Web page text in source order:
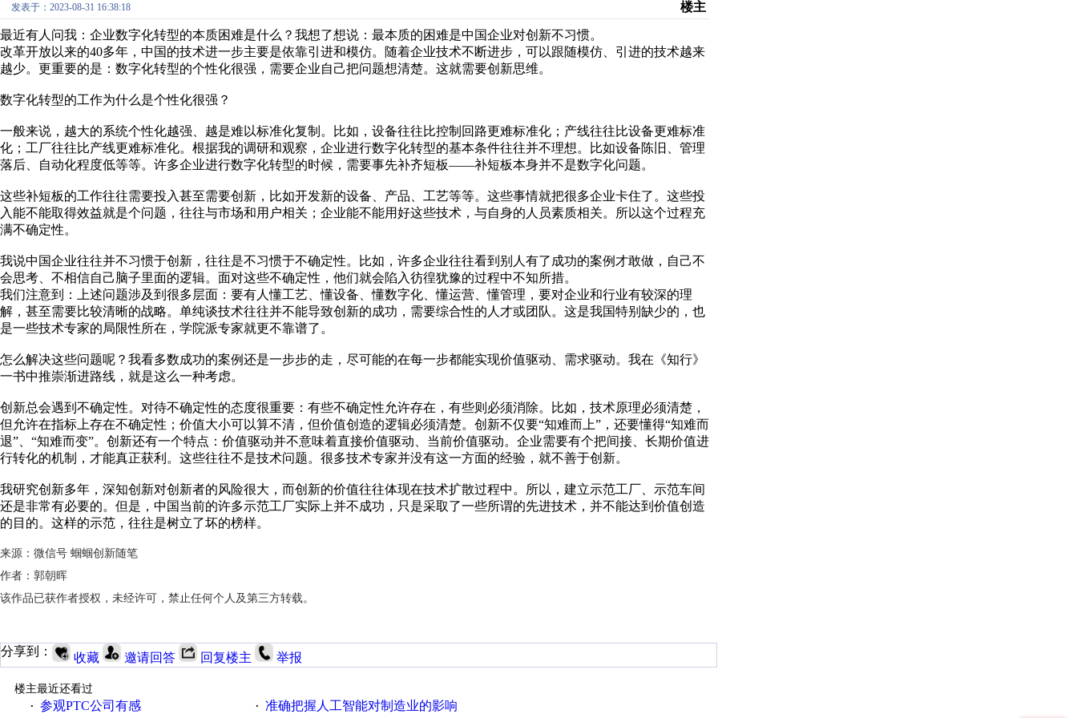
发表于：2023-08-31 16:38:18 楼主
最近有人问我：企业数字化转型的本质困难是什么？我想了想说：最本质的困难是中国企业对创新不习惯。
改革开放以来的40多年，中国的技术进一步主要是依靠引进和模仿。随着企业技术不断进步，可以跟随模仿、引进的技术越来
越少。更重要的是：数字化转型的个性化很强，需要企业自己把问题想清楚。这就需要创新思维。
数字化转型的工作为什么是个性化很强？
一般来说，越大的系统个性化越强、越是难以标准化复制。比如，设备往往比控制回路更难标准化；产线往往比设备更难标准
化；工厂往往比产线更难标准化。根据我的调研和观察，企业进行数字化转型的基本条件往往并不理想。比如设备陈旧、管理
落后、自动化程度低等等。许多企业进行数字化转型的时候，需要事先补齐短板——补短板本身并不是数字化问题。
这些补短板的工作往往需要投入甚至需要创新，比如开发新的设备、产品、工艺等等。这些事情就把很多企业卡住了。这些投
入能不能取得效益就是个问题，往往与市场和用户相关；企业能不能用好这些技术，与自身的人员素质相关。所以这个过程充
满不确定性。
我说中国企业往往并不习惯于创新，往往是不习惯于不确定性。比如，许多企业往往看到别人有了成功的案例才敢做，自己不
会思考、不相信自己脑子里面的逻辑。面对这些不确定性，他们就会陷入彷徨犹豫的过程中不知所措。
我们注意到：上述问题涉及到很多层面：要有人懂工艺、懂设备、懂数字化、懂运营、懂管理，要对企业和行业有较深的理
解，甚至需要比较清晰的战略。单纯谈技术往往并不能导致创新的成功，需要综合性的人才或团队。这是我国特别缺少的，也
是一些技术专家的局限性所在，学院派专家就更不靠谱了。
怎么解决这些问题呢？我看多数成功的案例还是一步步的走，尽可能的在每一步都能实现价值驱动、需求驱动。我在《知行》
一书中推崇渐进路线，就是这么一种考虑。
创新总会遇到不确定性。对待不确定性的态度很重要：有些不确定性允许存在，有些则必须消除。比如，技术原理必须清楚，
但允许在指标上存在不确定性；价值大小可以算不清，但价值创造的逻辑必须清楚。创新不仅要“知难而上”，还要懂得“知难而
退”、“知难而变”。创新还有一个特点：价值驱动并不意味着直接价值驱动、当前价值驱动。企业需要有个把间接、长期价值进
行转化的机制，才能真正获利。这些往往不是技术问题。很多技术专家并没有这一方面的经验，就不善于创新。
我研究创新多年，深知创新对创新者的风险很大，而创新的价值往往体现在技术扩散过程中。所以，建立示范工厂、示范车间
还是非常有必要的。但是，中国当前的许多示范工厂实际上并不成功，只是采取了一些所谓的先进技术，并不能达到价值创造
的目的。这样的示范，往往是树立了坏的榜样。
来源：微信号 蝈蝈创新随笔
作者：郭朝晖
该作品已获作者授权，未经许可，禁止任何个人及第三方转载。
分享到： 收藏 邀请回答 回复楼主 举报
楼主最近还看过
· 参观PTC公司有感 · 准确把握人工智能对制造业的影响